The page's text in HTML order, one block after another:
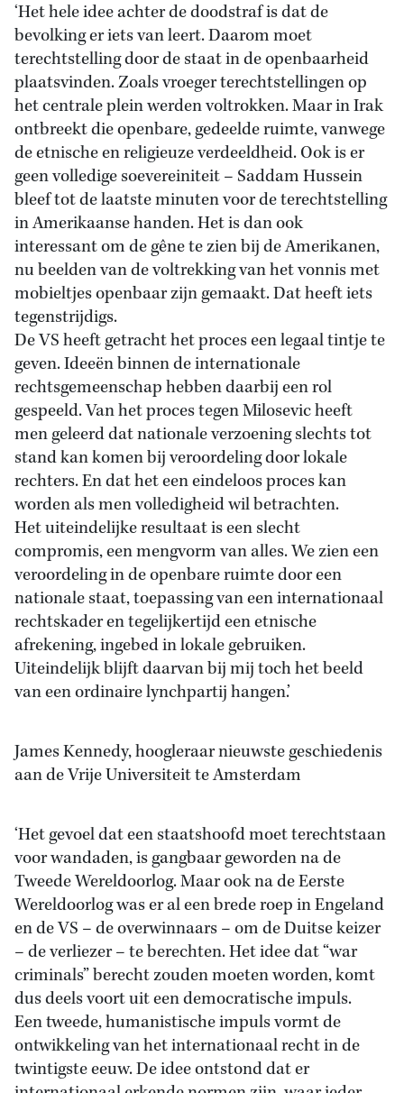
‘Het hele idee achter de doodstraf is dat de
bevolking er iets van leert. Daarom moet
terechtstelling door de staat in de openbaarheid
plaatsvinden. Zoals vroeger terechtstellingen op
het centrale plein werden voltrokken. Maar in Irak
ontbreekt die openbare, gedeelde ruimte, vanwege
de etnische en religieuze verdeeldheid. Ook is er
geen volledige soevereiniteit – Saddam Hussein
bleef tot de laatste minuten voor de terechtstelling
in Amerikaanse handen. Het is dan ook
interessant om de gêne te zien bij de Amerikanen,
nu beelden van de voltrekking van het vonnis met
mobieltjes openbaar zijn gemaakt. Dat heeft iets
tegenstrijdigs.
De VS heeft getracht het proces een legaal tintje te
geven. Ideeën binnen de internationale
rechtsgemeenschap hebben daarbij een rol
gespeeld. Van het proces tegen Milosevic heeft
men geleerd dat nationale verzoening slechts tot
stand kan komen bij veroordeling door lokale
rechters. En dat het een eindeloos proces kan
worden als men volledigheid wil betrachten.
Het uiteindelijke resultaat is een slecht
compromis, een mengvorm van alles. We zien een
veroordeling in de openbare ruimte door een
nationale staat, toepassing van een internationaal
rechtskader en tegelijkertijd een etnische
afrekening, ingebed in lokale gebruiken.
Uiteindelijk blijft daarvan bij mij toch het beeld
van een ordinaire lynchpartij hangen.’
James Kennedy, hoogleraar nieuwste geschiedenis
aan de Vrije Universiteit te Amsterdam
‘Het gevoel dat een staatshoofd moet terechtstaan
voor wandaden, is gangbaar geworden na de
Tweede Wereldoorlog. Maar ook na de Eerste
Wereldoorlog was er al een brede roep in Engeland
en de VS – de overwinnaars – om de Duitse keizer
– de verliezer – te berechten. Het idee dat “war
criminals” berecht zouden moeten worden, komt
dus deels voort uit een democratische impuls.
Een tweede, humanistische impuls vormt de
ontwikkeling van het internationaal recht in de
twintigste eeuw. De idee ontstond dat er